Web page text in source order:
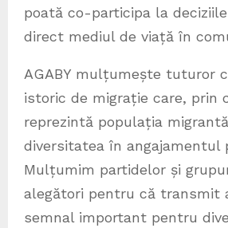
poată co-participa la
direct mediul de viață în
AGABY mulțumește tuturor
istoric de migrație care, prin
reprezintă populația
diversitatea în angajamentul
Mulțumim partidelor și
alegători pentru că transmit
semnal important pentru